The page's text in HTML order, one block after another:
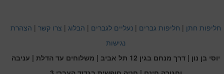
חליפות חתן | חליפות גברים | נעליים לגברים | הבלוג | צרו קשר | הצהרת
נגישות
יוסי בן נון | דרך מנחם בגין 12 תל אביב | משלוחים עד הדלת | עניבה